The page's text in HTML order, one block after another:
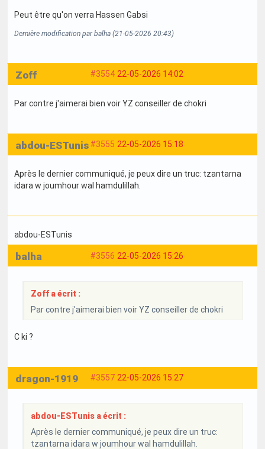
Peut être qu'on verra Hassen Gabsi
Dernière modification par balha (21-05-2026 20:43)
#3554 22-05-2026 14:02
Zoff
Par contre j'aimerai bien voir YZ conseiller de chokri
#3555 22-05-2026 15:18
abdou-ESTunis
Après le dernier communiqué, je peux dire un truc: tzantarna
idara w joumhour wal hamdulillah.
abdou-ESTunis
#3556 22-05-2026 15:26
balha
Zoff a écrit :
Par contre j'aimerai bien voir YZ conseiller de chokri
C ki ?
#3557 22-05-2026 15:27
dragon-1919
abdou-ESTunis a écrit :
Après le dernier communiqué, je peux dire un truc:
tzantarna idara w joumhour wal hamdulillah.